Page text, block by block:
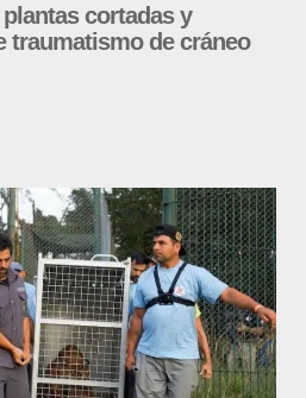
cortadas y
traumatismo de cráneo